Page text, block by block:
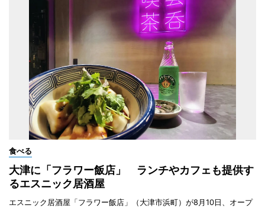
食べる
大津に「フラワー飯店」 ランチやカフェも提供す
るエスニック居酒屋
エスニック居酒屋「フラワー飯店」（大津市浜町）が8月10日、オープ